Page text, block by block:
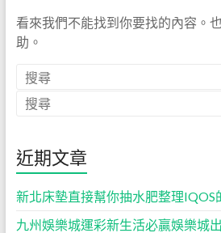
看來我們不能找到你要找的內容。
助。
近期文章
新北床墊直接幫你抽水肥整理IQOS
九州娛樂城運彩新生活必贏娛樂城